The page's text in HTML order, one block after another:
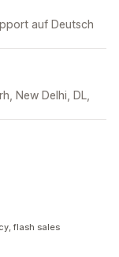
auf Deutsch
New Delhi, DL,
flash sales